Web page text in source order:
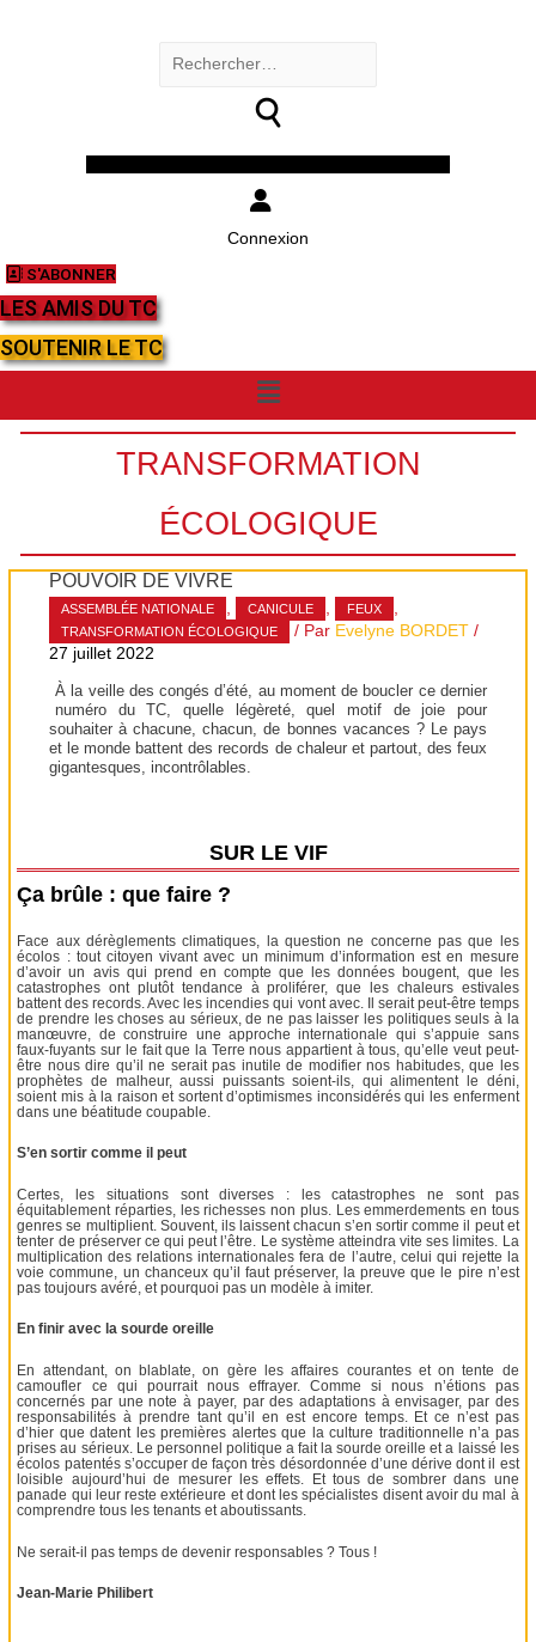
Rechercher :
Connexion
S'ABONNER
LES AMIS DU TC
SOUTENIR LE TC
Menu
TRANSFORMATION
ÉCOLOGIQUE
POUVOIR DE VIVRE
ASSEMBLÉE NATIONALE , CANICULE , FEUX ,
TRANSFORMATION ÉCOLOGIQUE / Par Evelyne BORDET /
27 juillet 2022
À la veille des congés d’été, au moment de boucler ce dernier
numéro du TC, quelle légèreté, quel motif de joie pour
souhaiter à chacune, chacun, de bonnes vacances ? Le pays
et le monde battent des records de chaleur et partout, des feux
gigantesques, incontrôlables.
SUR LE VIF
Ça brûle : que faire ?
Face aux dérèglements climatiques, la question ne concerne pas que les
écolos : tout citoyen vivant avec un minimum d’information est en mesure
d’avoir un avis qui prend en compte que les données bougent, que les
catastrophes ont plutôt tendance à proliférer, que les chaleurs estivales
battent des records. Avec les incendies qui vont avec. Il serait peut-être temps
de prendre les choses au sérieux, de ne pas laisser les politiques seuls à la
manœuvre, de construire une approche internationale qui s’appuie sans
faux-fuyants sur le fait que la Terre nous appartient à tous, qu’elle veut peut-
être nous dire qu’il ne serait pas inutile de modifier nos habitudes, que les
prophètes de malheur, aussi puissants soient-ils, qui alimentent le déni,
soient mis à la raison et sortent d’optimismes inconsidérés qui les enferment
dans une béatitude coupable.
S’en sortir comme il peut
Certes, les situations sont diverses : les catastrophes ne sont pas
équitablement réparties, les richesses non plus. Les emmerdements en tous
genres se multiplient. Souvent, ils laissent chacun s’en sortir comme il peut et
tenter de préserver ce qui peut l’être. Le système atteindra vite ses limites. La
multiplication des relations internationales fera de l’autre, celui qui rejette la
voie commune, un chanceux qu’il faut préserver, la preuve que le pire n’est
pas toujours avéré, et pourquoi pas un modèle à imiter.
En finir avec la sourde oreille
En attendant, on blablate, on gère les affaires courantes et on tente de
camoufler ce qui pourrait nous effrayer. Comme si nous n’étions pas
concernés par une note à payer, par des adaptations à envisager, par des
responsabilités à prendre tant qu’il en est encore temps. Et ce n’est pas
d’hier que datent les premières alertes que la culture traditionnelle n’a pas
prises au sérieux. Le personnel politique a fait la sourde oreille et a laissé les
écolos patentés s’occuper de façon très désordonnée d’une dérive dont il est
loisible aujourd’hui de mesurer les effets. Et tous de sombrer dans une
panade qui leur reste extérieure et dont les spécialistes disent avoir du mal à
comprendre tous les tenants et aboutissants.
Ne serait-il pas temps de devenir responsables ? Tous !
Jean-Marie Philibert